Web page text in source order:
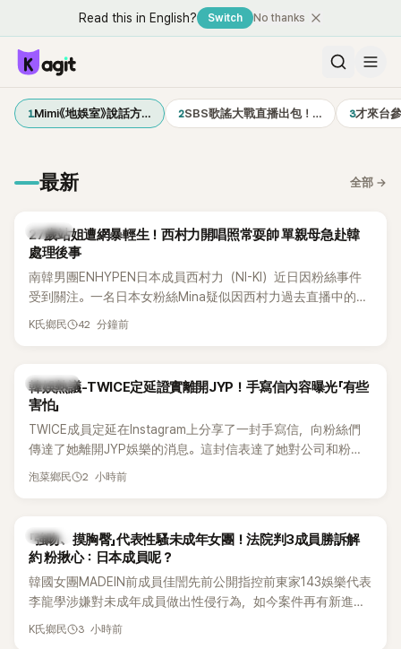
Read this in English? Switch No thanks
1Mimi《地娛室》說話方… 2SBS歌謠大戰直播出包！… 3才來台
最新 全部 →
K-POP
27歲站姐遭網暴輕生！西村力開唱照常耍帥 單親母急赴韓
處理後事
南韓男團ENHYPEN日本成員西村力（NI-KI）近日因粉絲事件
受到關注。一名日本女粉絲Mina疑似因西村力過去直播中的言
論遭外界解讀，進而捲入網路爭議，承受大量負面留言。日前
K氏鄉民 42 分鐘前
熱議討論
韓娛熱議-TWICE定延證實離開JYP！手寫信內容曝光「有些
害怕」
TWICE成員定延在Instagram上分享了一封手寫信，向粉絲們
傳達了她離開JYP娛樂的消息。這封信表達了她對公司和粉絲
的感謝，並展望了未來的發展。
泡菜鄉民 2 小時前
K-POP
「強吻、摸胸臀」代表性騷未成年女團！法院判3成員勝訴解
約 粉揪心：日本成員呢？
韓國女團MADEIN前成員佳誾先前公開指控前東家143娛樂代表
李龍學涉嫌對未成年成員做出性侵行為，如今案件再有新進
展！法院日前判決另外2名MADEIN成員勝訴，認定她們與143
K氏鄉民 3 小時前